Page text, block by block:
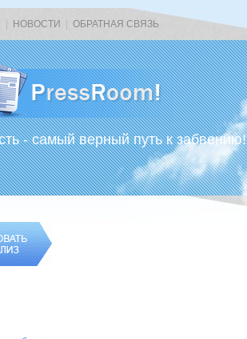
НОВОСТИ ОБРАТНАЯ СВЯЗЬ
- самый верный путь к